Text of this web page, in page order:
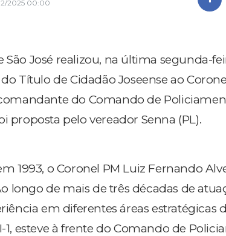
2025 00:00
José realizou, na última segunda-
Título de Cidadão Joseense ao
do Comando de
proposta pelo vereador Senna (PL).
1993, o Coronel PM Luiz Fernando
longo de mais de três décadas de
em diferentes áreas estratégicas
1, esteve à frente do Comando de